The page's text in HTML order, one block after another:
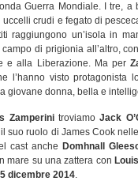
Guerra Mondiale. I tre,
crudi e fegato di
raggiungono un’isola in
di prigionia all’altro,
e alla Liberazione. Ma per
l’hanno visto protagonista
giovane donna, bella e
ZamperinitroviamoJack
suo ruolo di James Cook
cast anche Domhnall
mare su una zattera con
dicembre 2014.